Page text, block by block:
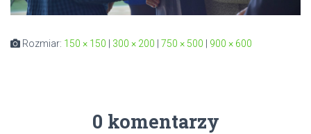
Rozmiar: 150 × 150 300 × 200 750 × 500 900 × 600
0 komentarzy